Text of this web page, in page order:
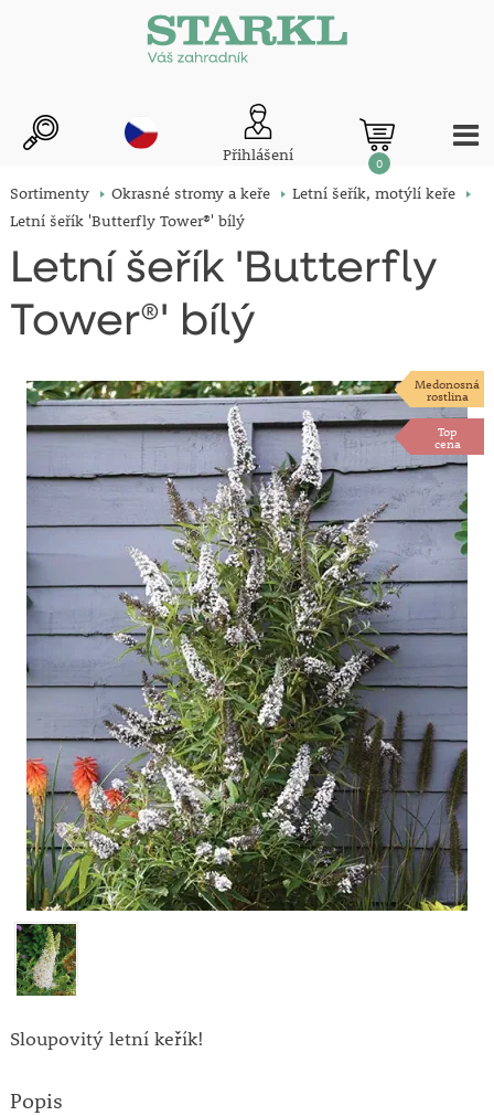
Přihlášení 0
Sortimenty Okrasné stromy a keře
Letní šeřík, motýlí keře
Letní šeřík 'Butterfly Tower®' bílý
Letní šeřík 'Butterfly
Tower®' bílý
Medonosná
rostlina
Top
cena
Sloupovitý letní keřík!
Popis